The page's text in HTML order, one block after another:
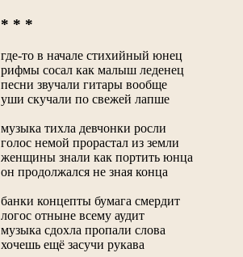
* * *
где-то в начале стихийный юнец
рифмы сосал как малыш леденец
песни звучали гитары вообще
уши скучали по свежей лапше
музыка тихла девчонки росли
голос немой прорастал из земли
женщины знали как портить юнца
он продолжался не зная конца
банки концепты бумага смердит
логос отныне всему аудит
музыка сдохла пропали слова
хочешь ещё засучи рукава